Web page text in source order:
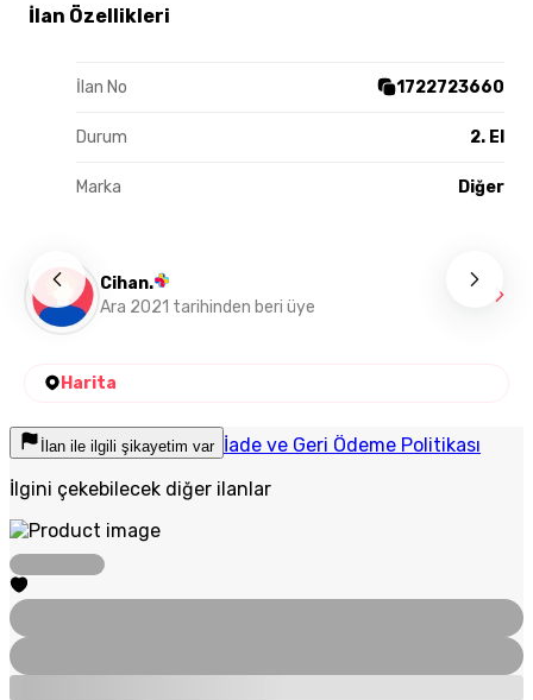
İlan Özellikleri
İlan No 1722723660
Durum 2. El
Marka Diğer
Cihan.
Ara 2021 tarihinden beri üye
Harita
İlan ile ilgili şikayetim var İade ve Geri Ödeme Politikası
İlgini çekebilecek diğer ilanlar